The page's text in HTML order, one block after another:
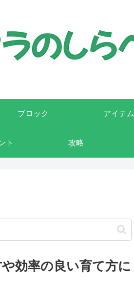
ブロック アイテム
ト 攻略
効率の良い育て方に